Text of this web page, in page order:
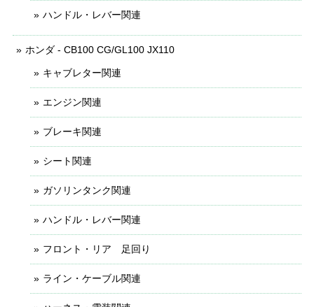
ハンドル・レバー関連
ホンダ - CB100 CG/GL100 JX110
キャブレター関連
エンジン関連
ブレーキ関連
シート関連
ガソリンタンク関連
ハンドル・レバー関連
フロント・リア 足回り
ライン・ケーブル関連